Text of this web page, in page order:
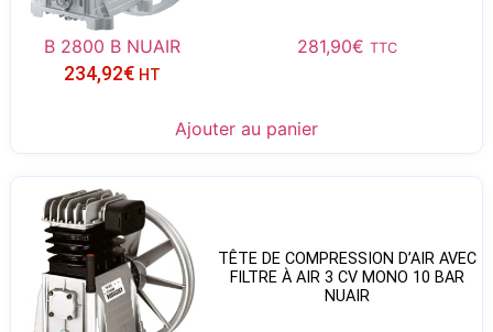
B 2800 B NUAIR 281,90€ TTC
234,92€ HT
Ajouter au panier
TÊTE DE COMPRESSION D’AIR AVEC
FILTRE À AIR 3 CV MONO 10 BAR
NUAIR